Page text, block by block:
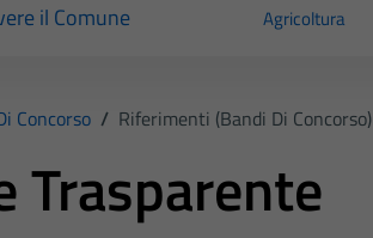
il Comune Agricoltura
Concorso / Riferimenti (Bandi Di Concorso)
Trasparente